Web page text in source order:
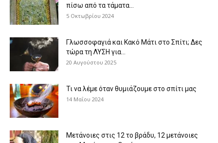
πίσω από τα τάματα...
5 Οκτωβρίου 2024
Γλωσσοφαγιά και Κακό Μάτι στο Σπίτι; Δες
τώρα τη ΛΥΣΗ για...
20 Αυγούστου 2025
Τι να λέμε όταν θυμιάζουμε στο σπίτι μας
14 Μαΐου 2024
Μετάνοιες στις 12 το βράδυ, 12 μετάνοιες